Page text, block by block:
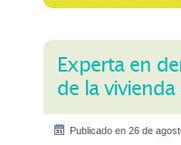
Experta en
de la
Publicado en 26 de